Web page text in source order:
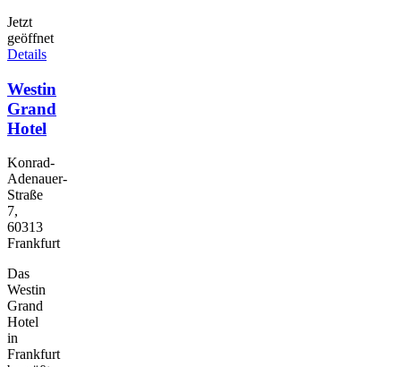
Jetzt
geöffnet
Details
Westin
Grand
Hotel
Konrad-
Adenauer-
Straße
7,
60313
Frankfurt
Das
Westin
Grand
Hotel
in
Frankfurt